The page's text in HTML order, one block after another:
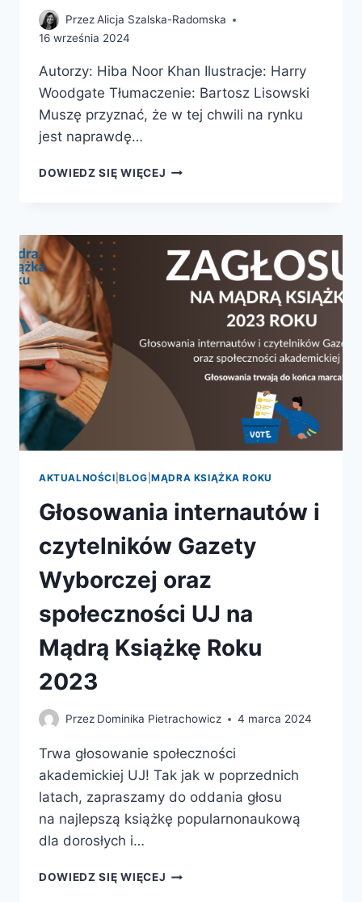
PrzezAlicja Szalska-Radomska
16 września 2024
Autorzy: Hiba Noor Khan Ilustracje: Harry
Woodgate Tłumaczenie: Bartosz Lisowski
Muszę przyznać, że w tej chwili na rynku
jest naprawdę…
DOWIEDZ SIĘ WIĘCEJ SKĄD
PIES
I
INNE
NAUKOWE
TAJEMNICE
WSZECHŚWIATA!
AKTUALNOŚCI |BLOG |MĄDRA KSIĄŻKA ROKU
Głosowania internautów i
czytelników Gazety
Wyborczej oraz
społeczności UJ na
Mądrą Książkę Roku
2023
Przez Dominika Pietrachowicz 4 marca 2024
Trwa głosowanie społeczności
akademickiej UJ! Tak jak w poprzednich
latach, zapraszamy do oddania głosu
na najlepszą książkę popularnonaukową
dla dorosłych i…
DOWIEDZ SIĘ WIĘCEJ GŁOSOWANIA